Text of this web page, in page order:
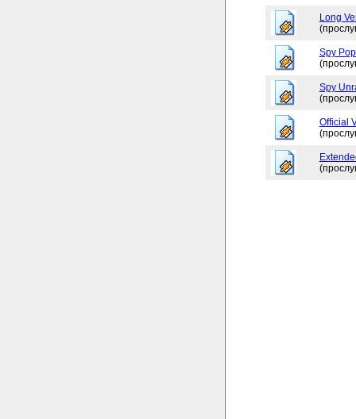
Long
Spy
Spy
Official